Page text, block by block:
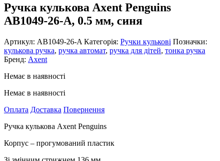
Ручка кулькова Axent Penguins
AB1049-26-A, 0.5 мм, синя
Артикул: AB1049-26-A Категорія: Ручки кулькові Позначки:
кулькова ручка, ручка автомат, ручка для дітей, тонка ручка
Бренд: Axent
Немає в наявності
Немає в наявності
Оплата Доставка Повернення
Ручка кулькова Axent Penguins
Корпус – прогумований пластик